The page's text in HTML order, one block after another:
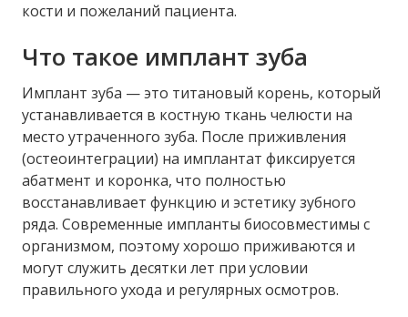
кости и пожеланий пациента.
Что такое имплант зуба
Имплант зуба — это титановый корень, который
устанавливается в костную ткань челюсти на
место утраченного зуба. После приживления
(остеоинтеграции) на имплантат фиксируется
абатмент и коронка, что полностью
восстанавливает функцию и эстетику зубного
ряда. Современные импланты биосовместимы с
организмом, поэтому хорошо приживаются и
могут служить десятки лет при условии
правильного ухода и регулярных осмотров.